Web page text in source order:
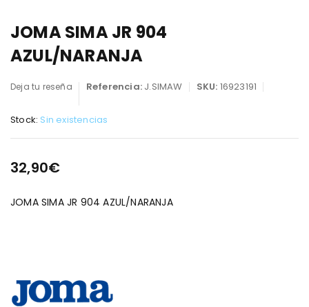
JOMA SIMA JR 904
AZUL/NARANJA
Deja tu reseña Referencia: J.SIMAW SKU: 16923191
Stock: Sin existencias
32,90€
JOMA SIMA JR 904 AZUL/NARANJA